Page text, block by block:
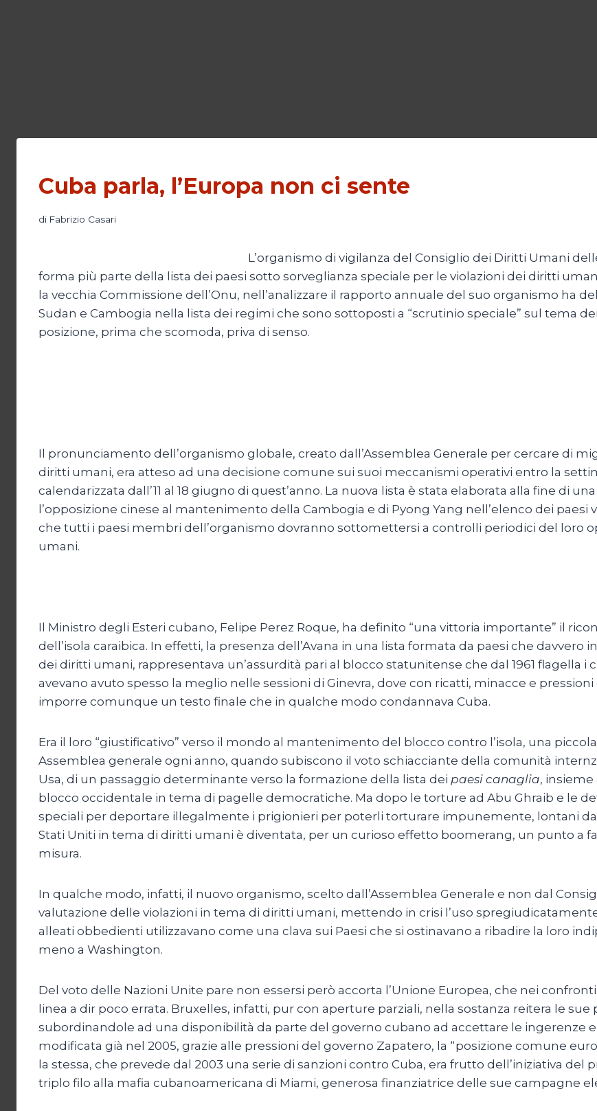
Cuba parla, l’Europa non ci sente
di Fabrizio Casari
L’organismo di vigilanza del Consiglio dei Diritti Umani
forma più parte della lista dei paesi sotto sorveglianza speciale per le violazioni dei diritti
la vecchia Commissione dell’Onu, nell’analizzare il rapporto annuale del suo organismo ha
Sudan e Cambogia nella lista dei regimi che sono sottoposti a “scrutinio speciale” sul tema
posizione, prima che scomoda, priva di senso.
Il pronunciamento dell’organismo globale, creato dall’Assemblea Generale per cercare di
diritti umani, era atteso ad una decisione comune sui suoi meccanismi operativi entro la
calendarizzata dall’11 al 18 giugno di quest’anno. La nuova lista è stata elaborata alla fine di
l’opposizione cinese al mantenimento della Cambogia e di Pyong Yang nell’elenco dei paesi
che tutti i paesi membri dell’organismo dovranno sottomettersi a controlli periodici del loro
umani.
Il Ministro degli Esteri cubano, Felipe Perez Roque, ha definito “una vittoria importante” il
dell’isola caraibica. In effetti, la presenza dell’Avana in una lista formata da paesi che
dei diritti umani, rappresentava un’assurdità pari al blocco statunitense che dal 1961 flagella i
avevano avuto spesso la meglio nelle sessioni di Ginevra, dove con ricatti, minacce e
imporre comunque un testo finale che in qualche modo condannava Cuba.
Era il loro “giustificativo” verso il mondo al mantenimento del blocco contro l’isola, una
Assemblea generale ogni anno, quando subiscono il voto schiacciante della comunità
Usa, di un passaggio determinante verso la formazione della lista dei paesi canaglia,
blocco occidentale in tema di pagelle democratiche. Ma dopo le torture ad Abu Ghraib e le
speciali per deportare illegalmente i prigionieri per poterli torturare impunemente, lontani
Stati Uniti in tema di diritti umani è diventata, per un curioso effetto boomerang, un punto a
misura.
In qualche modo, infatti, il nuovo organismo, scelto dall’Assemblea Generale e non dal
valutazione delle violazioni in tema di diritti umani, mettendo in crisi l’uso
alleati obbedienti utilizzavano come una clava sui Paesi che si ostinavano a ribadire la loro
meno a Washington.
Del voto delle Nazioni Unite pare non essersi però accorta l’Unione Europea, che nei
linea a dir poco errata. Bruxelles, infatti, pur con aperture parziali, nella sostanza reitera le sue
subordinandole ad una disponibilità da parte del governo cubano ad accettare le ingerenze
modificata già nel 2005, grazie alle pressioni del governo Zapatero, la “posizione comune
la stessa, che prevede dal 2003 una serie di sanzioni contro Cuba, era frutto dell’iniziativa
triplo filo alla mafia cubanoamericana di Miami, generosa finanziatrice delle sue campagne